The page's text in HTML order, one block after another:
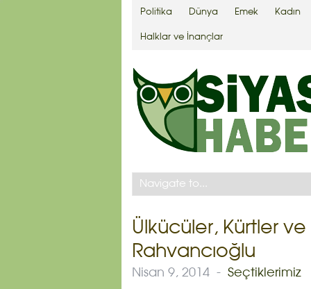
Politika Dünya Emek Kadın
Halklar ve İnançlar
Ülkücüler, Kürtler
Rahvancıoğlu
Nisan 9, 2014 - Seçtiklerimiz